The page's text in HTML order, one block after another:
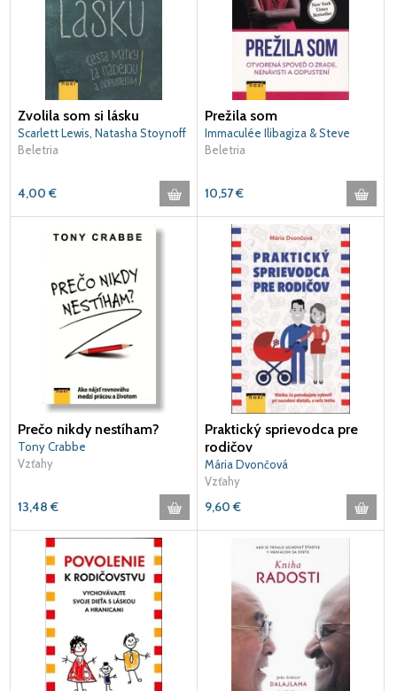
Zvolila som si lásku
Scarlett Lewis, Natasha Stoynoff
Beletria
4,00 €
Prežila som
Immaculée Ilibagiza & Steve
Erwin
Beletria
10,57€
Prečo nikdy nestíham?
Tony Crabbe
Vzťahy
13,48 €
Praktický sprievodca pre
rodičov
Mária Dvončová
Vzťahy
9,60 €